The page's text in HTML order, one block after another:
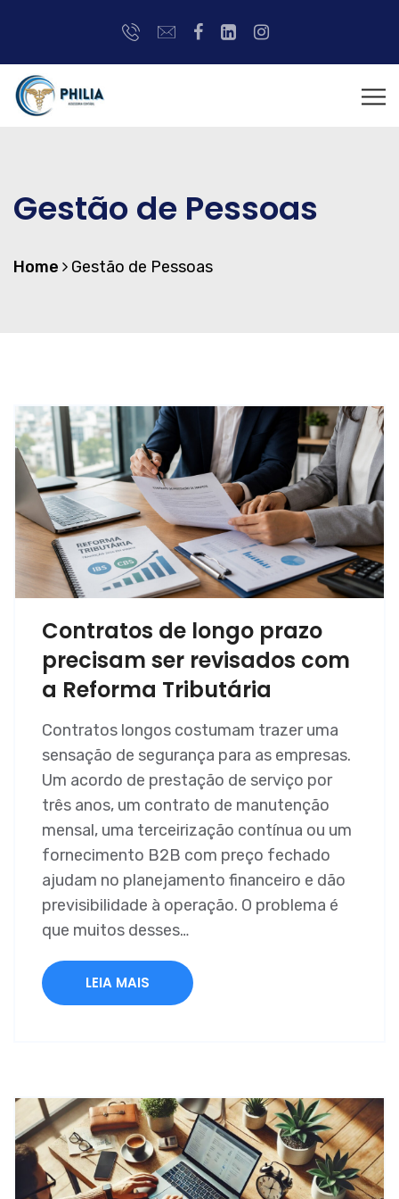
Gestão de Pessoas
Home Gestão de Pessoas
Contratos de longo prazo
precisam ser revisados com
a Reforma Tributária
Contratos longos costumam trazer uma
sensação de segurança para as empresas.
Um acordo de prestação de serviço por
três anos, um contrato de manutenção
mensal, uma terceirização contínua ou um
fornecimento B2B com preço fechado
ajudam no planejamento financeiro e dão
previsibilidade à operação. O problema é
que muitos desses…
LEIA MAIS